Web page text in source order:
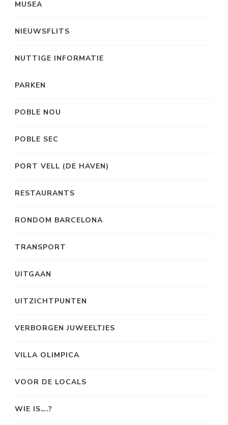
MUSEA
NIEUWSFLITS
NUTTIGE INFORMATIE
PARKEN
POBLE NOU
POBLE SEC
PORT VELL (DE HAVEN)
RESTAURANTS
RONDOM BARCELONA
TRANSPORT
UITGAAN
UITZICHTPUNTEN
VERBORGEN JUWEELTJES
VILLA OLIMPICA
VOOR DE LOCALS
WIE IS….?